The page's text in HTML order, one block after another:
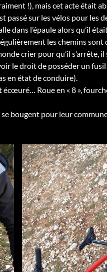
!), mais cet acte était
passé sur les vélos pour les
dans l’épaule alors qu’il
les chemins sont
crier pour qu’il s’arrête,
le droit de posséder un
en état de conduire).
Roue en « 8 »,
bougent pour leur